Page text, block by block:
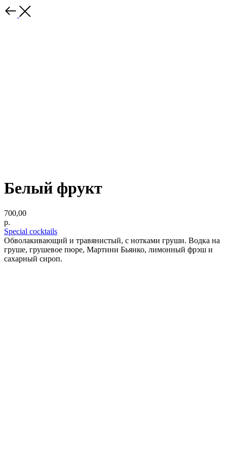
Белый фрукт
700,00
р.
Special cocktails
Обволакивающий и травянистый, с нотками груши. Водка на
груше, грушевое пюре, Мартини Бьянко, лимонный фрэш и
сахарный сироп.